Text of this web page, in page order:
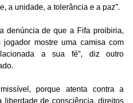
a unidade, a tolerância e a paz”.
denúncia de que a Fifa proibiria,
jogador mostre uma camisa com
a sua fé”, diz outro
porque atenta contra a
liberdade de consciência, direitos